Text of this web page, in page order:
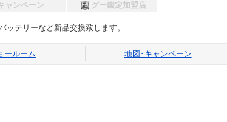
ャンペーン グー鑑定加盟店
テリーなど新品交換致します。
ールーム 地図･ キャンペーン